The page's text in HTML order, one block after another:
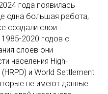
года появилась
одна большая работа,
создали слои
2020 годов с
слоев они
населения High-
и World Settlement
не имеют данные